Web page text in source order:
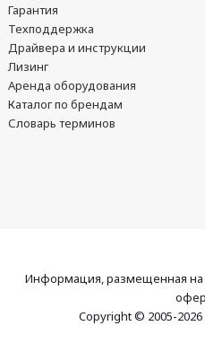
Гарантия
Техподдержка
Драйвера и инструкции
Лизинг
Аренда оборудования
Каталог по брендам
Словарь терминов
Информация, размещенная на
Copyright © 2005-2026